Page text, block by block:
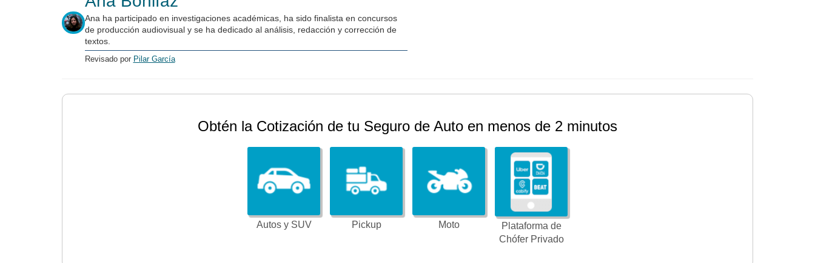
Ana ha participado en investigaciones académicas, ha sido finalista en concursos
de producción audiovisual y se ha dedicado al análisis, redacción y corrección de
textos.
Revisado por Pilar García
Obtén la Cotización de tu Seguro de Auto en menos de 2 minutos
Autos y SUV Pickup Moto
Plataforma de
Chófer Privado